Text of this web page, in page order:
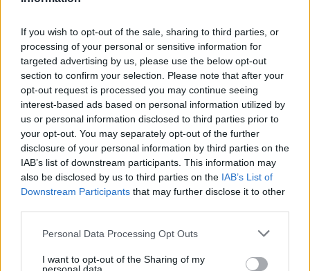
If you wish to opt-out of the sale, sharing to third parties, or
processing of your personal or sensitive information for
targeted advertising by us, please use the below opt-out
section to confirm your selection. Please note that after your
opt-out request is processed you may continue seeing
interest-based ads based on personal information utilized by
us or personal information disclosed to third parties prior to
your opt-out. You may separately opt-out of the further
disclosure of your personal information by third parties on the
IAB’s list of downstream participants. This information may
also be disclosed by us to third parties on the IAB’s List of
Downstream Participants that may further disclose it to other
Personal Data Processing Opt Outs
I want to opt-out of the Sharing of my
Col de la Croix
de Fer
2064 m
Arves et
Grandes
Rousses
Col de Sarenne
1999 m Arves et
Grandes
Rousses
Col du Glandon
1924 m Arves et
Grandes
Rousses
Station de l'Alpe
d'Huez
1840 m Arves et
Grandes
Rousses
Bassachaux
Chablais